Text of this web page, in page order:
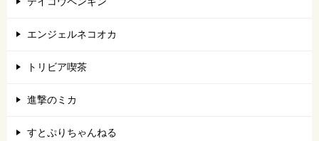
エンジェルネコオカ
トリビア喫茶
進撃のミカ
すとぷりちゃんねる